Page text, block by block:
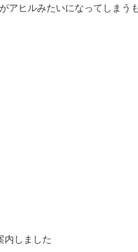
アヒルみたいになってしまう
内しました